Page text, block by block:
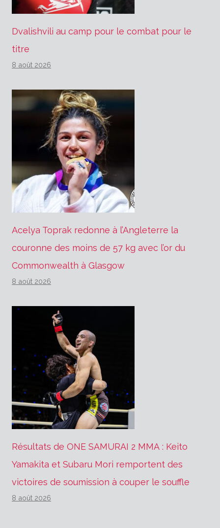
Dvalishvili au camp pour le combat pour le
titre
8 août 2026
Acelya Toprak redonne à l’Angleterre la
couronne des moins de 57 kg avec l’or du
Commonwealth à Glasgow
8 août 2026
Résultats de ONE SAMURAI 2 MMA : Keito
Yamakita et Subaru Mori remportent des
victoires de soumission à couper le souffle
8 août 2026